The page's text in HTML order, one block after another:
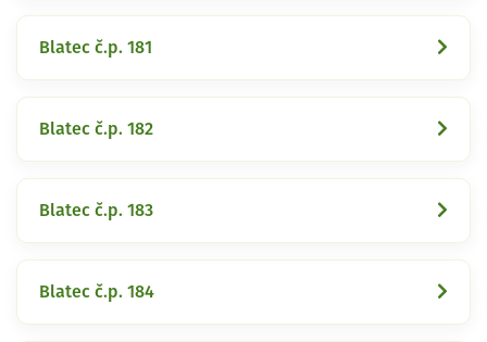
Blatec č.p. 181
Blatec č.p. 182
Blatec č.p. 183
Blatec č.p. 184